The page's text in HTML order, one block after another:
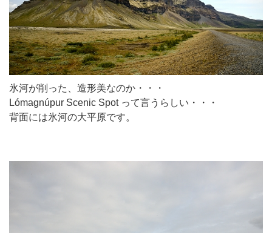
氷河が削った、造形美なのか・・・
Lómagnúpur Scenic Spot って言うらしい・・・
背面には氷河の大平原です。